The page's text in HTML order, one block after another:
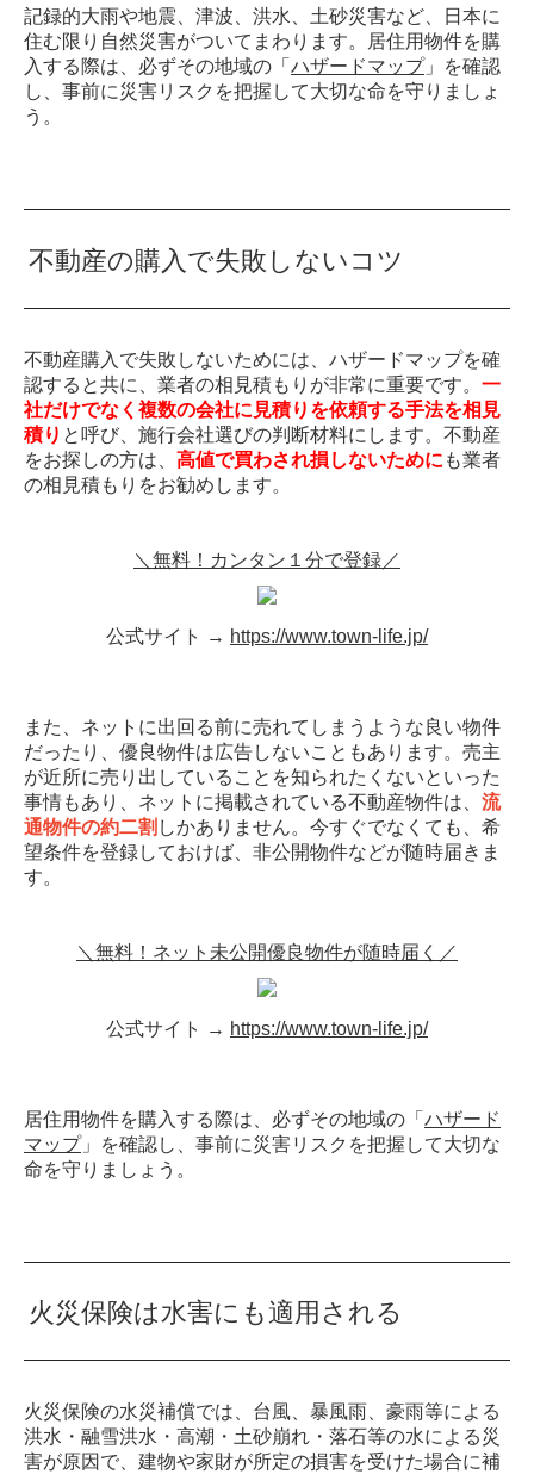
記録的大雨や地震、津波、洪水、土砂災害など、日本に
住む限り自然災害がついてまわります。居住用物件を購
入する際は、必ずその地域の「 ハザードマップ」を確認
し、事前に災害リスクを把握して大切な命を守りましょ
う。
不動産の購入で失敗しないコツ
不動産購入で失敗しないためには、ハザードマップを確
認すると共に、業者の相見積もりが非常に重要です。 一
社だけでなく複数の会社に見積りを依頼する手法を相見
積り と呼び、施行会社選びの判断材料にします。不動産
をお探しの方は、 高値で買わされ損しないために も業者
の相見積もりをお勧めします。
＼無料！カンタン１分で登録／
公式サイト → https://www.town-life.jp/
また、ネットに出回る前に売れてしまうような良い物件
だったり、優良物件は広告しないこともあります。売主
が近所に売り出していることを知られたくないといった
事情もあり、ネットに掲載されている不動産物件は、 流
通物件の約二割 しかありません。今すぐでなくても、希
望条件を登録しておけば、非公開物件などが随時届きま
す。
＼無料！ネット未公開優良物件が随時届く／
公式サイト → https://www.town-life.jp/
居住用物件を購入する際は、必ずその地域の「 ハザード
マップ」を確認し、事前に災害リスクを把握して大切な
命を守りましょう。
火災保険は水害にも適用される
火災保険の水災補償では、台風、暴風雨、豪雨等による
洪水・融雪洪水・高潮・土砂崩れ・落石等の水による災
害が原因で、建物や家財が所定の損害を受けた場合に補